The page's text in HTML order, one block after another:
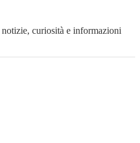
curiosità e informazioni